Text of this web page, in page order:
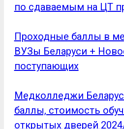
по сдаваемым на ЦТ
Проходные баллы в
ВУЗы Беларуси +
поступающих
Медколледжи
баллы, стоимость
открытых дверей